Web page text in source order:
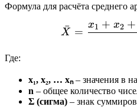
Формула для расчёта среднего
X
ˉ =
x1 + x2 +
Где:
x₁, x₂, … xₙ– значения в
n – общее количество
Σ (сигма) – знак